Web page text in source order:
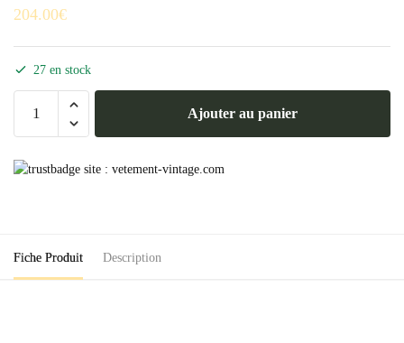
204.00€
27 en stock
Murale
Ajouter au panier
Fiche Produit Description